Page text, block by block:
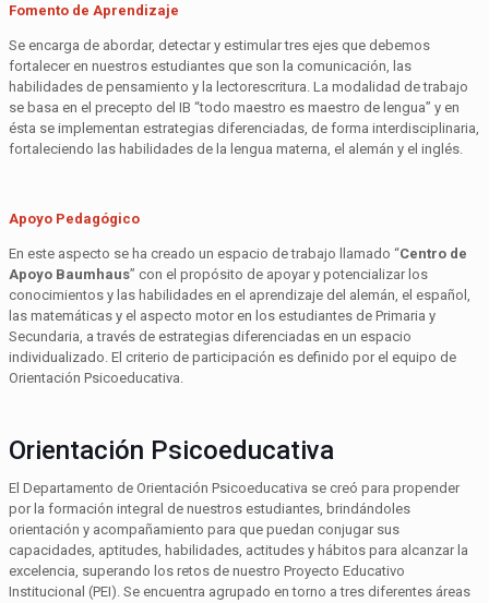
Fomento de Aprendizaje
Se encarga de abordar, detectar y estimular tres ejes que debemos
fortalecer en nuestros estudiantes que son la comunicación, las
habilidades de pensamiento y la lectorescritura. La modalidad de trabajo
se basa en el precepto del IB “todo maestro es maestro de lengua” y en
ésta se implementan estrategias diferenciadas, de forma interdisciplinaria,
fortaleciendo las habilidades de la lengua materna, el alemán y el inglés.
Apoyo Pedagógico
En este aspecto se ha creado un espacio de trabajo llamado “Centro de
Apoyo Baumhaus” con el propósito de apoyar y potencializar los
conocimientos y las habilidades en el aprendizaje del alemán, el español,
las matemáticas y el aspecto motor en los estudiantes de Primaria y
Secundaria, a través de estrategias diferenciadas en un espacio
individualizado. El criterio de participación es definido por el equipo de
Orientación Psicoeducativa.
Orientación Psicoeducativa
El Departamento de Orientación Psicoeducativa se creó para propender
por la formación integral de nuestros estudiantes, brindándoles
orientación y acompañamiento para que puedan conjugar sus
capacidades, aptitudes, habilidades, actitudes y hábitos para alcanzar la
excelencia, superando los retos de nuestro Proyecto Educativo
Institucional (PEI). Se encuentra agrupado en torno a tres diferentes áreas